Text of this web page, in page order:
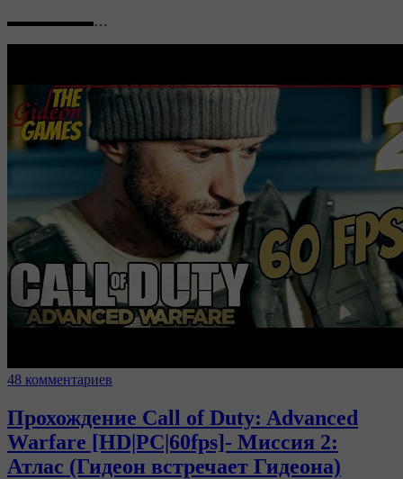
▬▬▬▬▬▬…
48 комментариев
Прохождение Call of Duty: Advanced
Warfare [HD|PC|60fps]- Миссия 2:
Атлас (Гидеон встречает Гидеона)